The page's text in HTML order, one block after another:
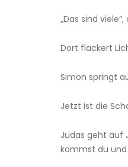
„Das sind
Dort flackert
Simon springt
Jetzt ist die
Judas geht auf
kommst du und